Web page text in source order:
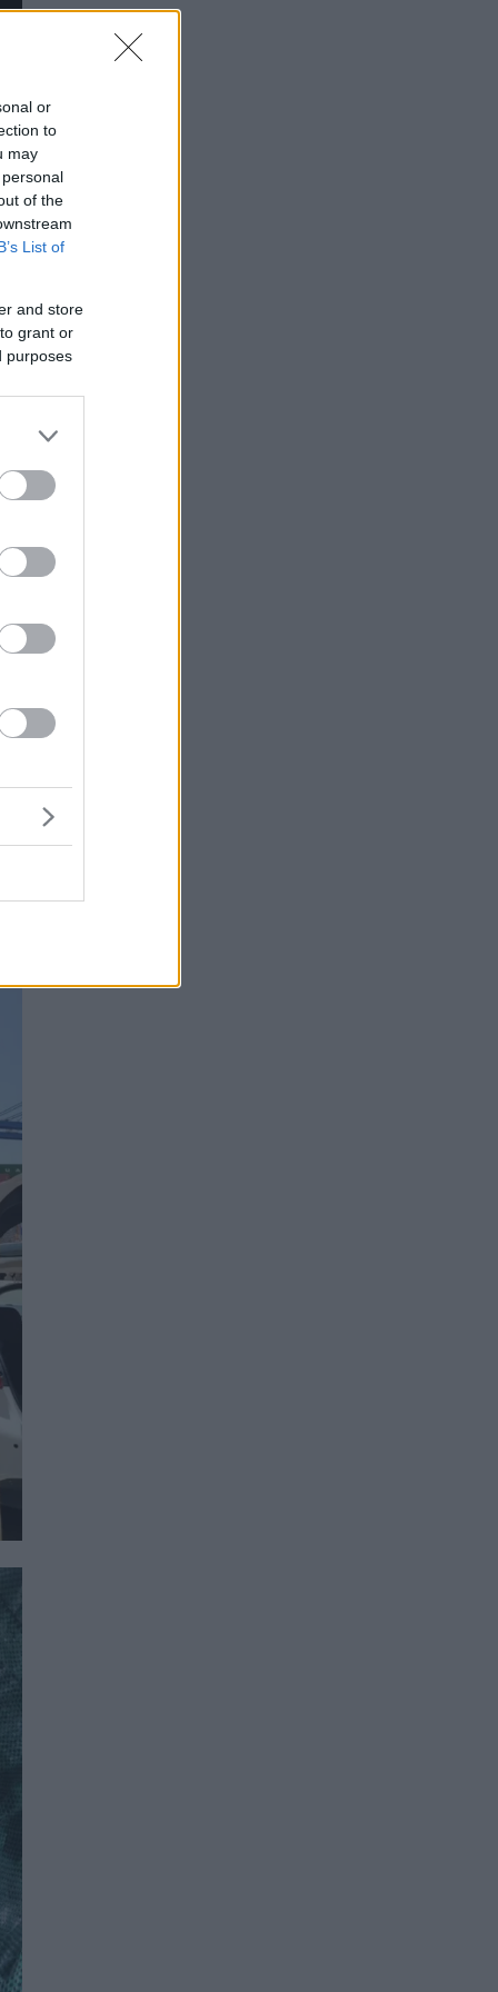
or
to
may
of the
List of
and store
grant or
purposes